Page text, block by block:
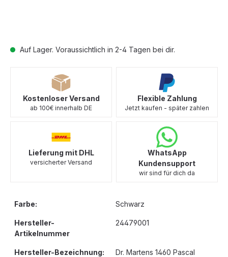
Auf Lager. Voraussichtlich in 2-4 Tagen bei dir.
Kostenloser Versand
ab 100€ innerhalb DE
Flexible Zahlung
Jetzt kaufen - später zahlen
Lieferung mit DHL
versicherter Versand
WhatsApp
Kundensupport
wir sind für dich da
Farbe: Schwarz
Hersteller-
Artikelnummer
24479001
Hersteller-Bezeichnung:
Dr. Martens 1460 Pascal